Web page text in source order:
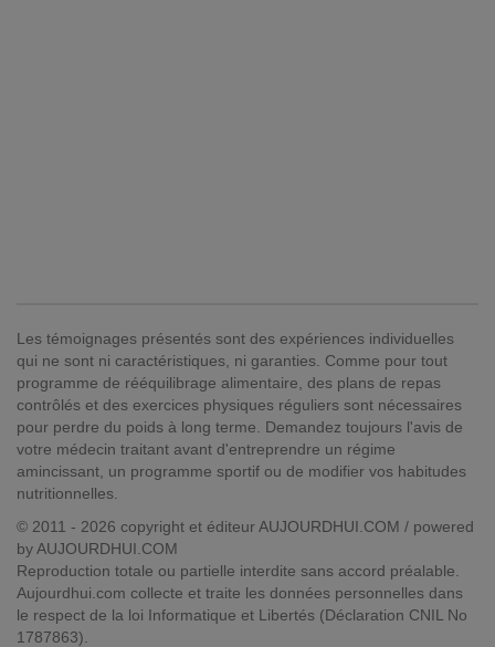
Les témoignages présentés sont des expériences individuelles
qui ne sont ni caractéristiques, ni garanties. Comme pour tout
programme de rééquilibrage alimentaire, des plans de repas
contrôlés et des exercices physiques réguliers sont nécessaires
pour perdre du poids à long terme. Demandez toujours l'avis de
votre médecin traitant avant d'entreprendre un régime
amincissant, un programme sportif ou de modifier vos habitudes
nutritionnelles.
© 2011 - 2026 copyright et éditeur AUJOURDHUI.COM / powered
by AUJOURDHUI.COM
Reproduction totale ou partielle interdite sans accord préalable.
Aujourdhui.com collecte et traite les données personnelles dans
le respect de la loi Informatique et Libertés (Déclaration CNIL No
1787863).